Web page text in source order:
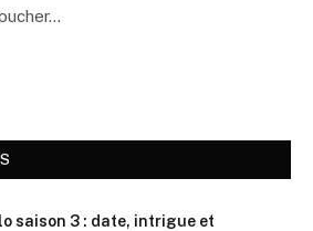
saison 3 : date, intrigue et